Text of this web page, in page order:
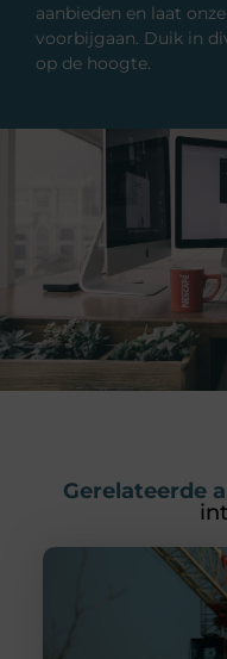
aanbieden en laat
voorbijgaan. Duik in
op de hoogte.
Gerelateerde